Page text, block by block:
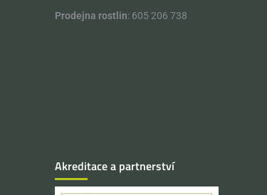
Prodejna rostlin: 605 206 738
Akreditace a partnerství